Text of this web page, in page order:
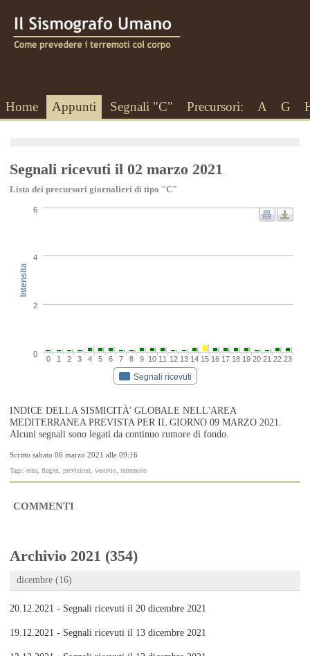
Home Appunti Segnali "C" Precursori: A G
Segnali ricevuti il 02 marzo 2021
Lista dei precursori giornalieri di tipo "C"
Intensita
Segnali ricevuti
0 1 2 3 4 5 6 7 8 9 10 11 12 13 14 15 16 17 18 19 20 21 22 23
0
2
4
6
INDICE DELLA SISMICITÀ' GLOBALE NELL'AREA
MEDITERRANEA PREVISTA PER IL GIORNO 09 MARZO 2021.
Alcuni segnali sono legati da continuo rumore di fondo.
Scritto sabato 06 marzo 2021 alle 09:16
Tags: etna, flegrei, previsioni, vesuvio, terremoto
COMMENTI
Archivio 2021 (354)
dicembre (16)
20.12.2021 - Segnali ricevuti il 20 dicembre 2021
19.12.2021 - Segnali ricevuti il 13 dicembre 2021